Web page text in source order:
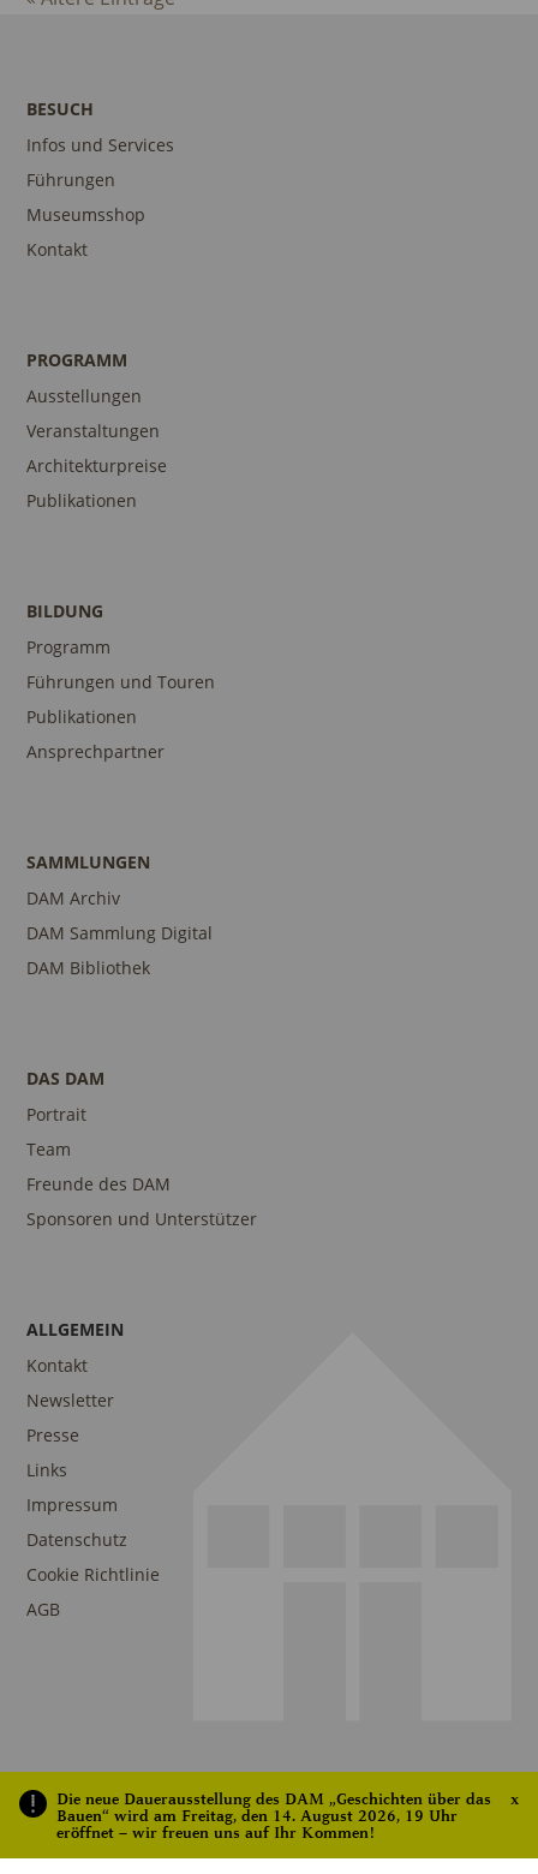
BESUCH
Infos und Services
Führungen
Museumsshop
Kontakt
PROGRAMM
Ausstellungen
Veranstaltungen
Architekturpreise
Publikationen
BILDUNG
Programm
Führungen und Touren
Publikationen
Ansprechpartner
SAMMLUNGEN
DAM Archiv
DAM Sammlung Digital
DAM Bibliothek
DAS DAM
Portrait
Team
Freunde des DAM
Sponsoren und Unterstützer
ALLGEMEIN
Kontakt
Newsletter
Presse
Links
Impressum
Datenschutz
Cookie Richtlinie
AGB
Die neue Dauerausstellung des DAM „Geschichten über das
Bauen“ wird am Freitag, den 14. August 2026, 19 Uhr
eröffnet – wir freuen uns auf Ihr Kommen!
x